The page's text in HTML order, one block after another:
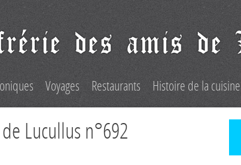
Voyages Restaurants Histoire de la cuisine
Lucullus n°692